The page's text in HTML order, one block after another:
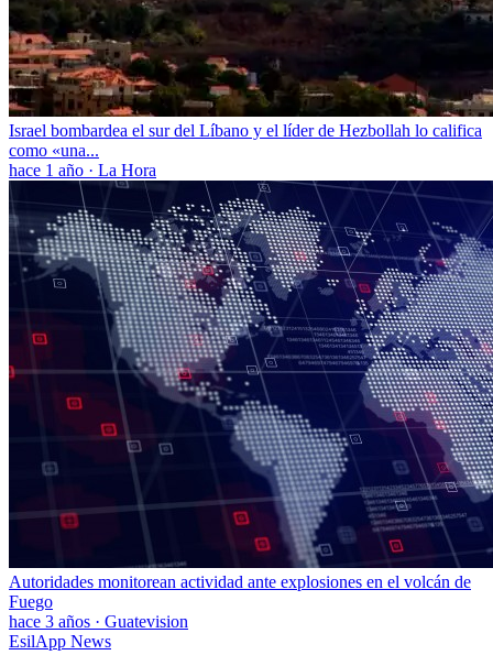
Israel bombardea el sur del Líbano y el líder de Hezbollah lo califica
como «una...
hace 1 año · La Hora
Autoridades monitorean actividad ante explosiones en el volcán de
Fuego
hace 3 años · Guatevision
EsilApp News